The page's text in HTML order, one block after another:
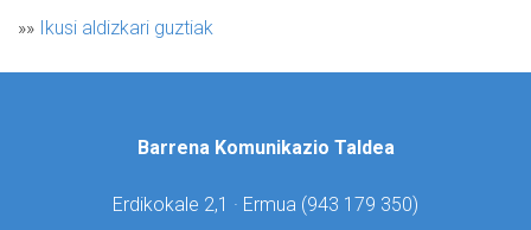
»» Ikusi aldizkari guztiak
Barrena Komunikazio Taldea
Erdikokale 2,1 · Ermua (943 179 350)